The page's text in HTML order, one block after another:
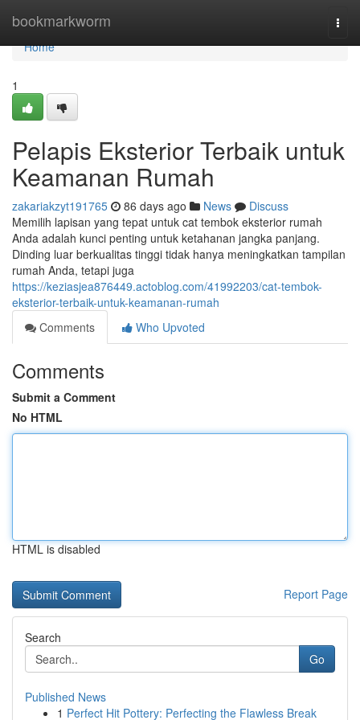
bookmarkworm
Home
Home
1
Pelapis Eksterior Terbaik untuk
Keamanan Rumah
zakariakzyt191765 86 days ago News
Discuss
Memilih lapisan yang tepat untuk cat tembok eksterior rumah
Anda adalah kunci penting untuk ketahanan jangka panjang.
Dinding luar berkualitas tinggi tidak hanya meningkatkan tampilan
rumah Anda, tetapi juga
https://keziasjea876449.actoblog.com/41992203/cat-tembok-
eksterior-terbaik-untuk-keamanan-rumah
Comments
Who Upvoted
Comments
Submit a Comment
No HTML
HTML is disabled
Report Page
Search
Go
Published News
1 Perfect Hit Pottery: Perfecting the Flawless Break